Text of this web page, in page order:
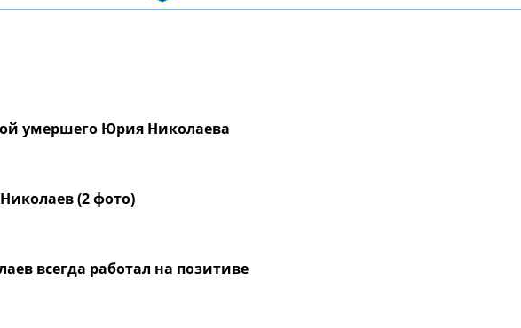
умершего Юрия Николаева
(2 фото)
всегда работал на позитиве